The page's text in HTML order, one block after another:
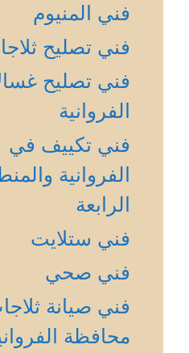
فني المنيوم
فني تصليح
فني تصليح
الفروانية
فني تكييف في
الفروانية
الرابعة
فني ستلايت
فني صحي
فني صيانة
محافظة